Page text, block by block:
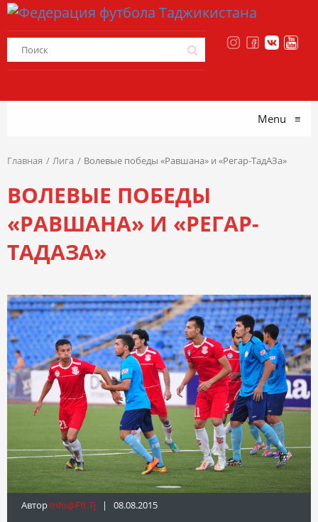
Menu ≡
Главная Лига Волевые победы «Равшана» и «Регар-ТадАЗа»
ВОЛЕВЫЕ ПОБЕДЫ
«РАВШАНА» И «РЕГАР-
ТАДАЗА»
Автор Info@fft.tj | 08.08.2015